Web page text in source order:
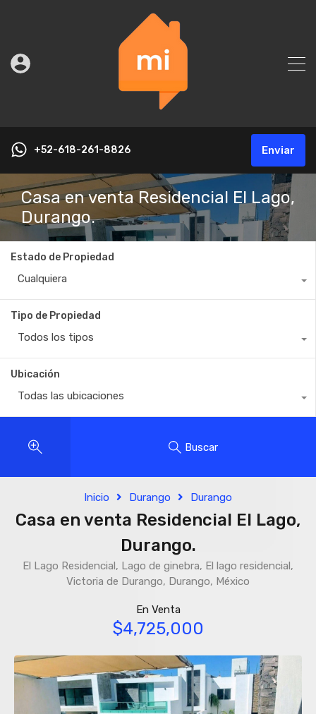
+52-618-261-8826 Enviar
Casa en venta Residencial El Lago,
Durango.
Estado de Propiedad
Cualquiera
Tipo de Propiedad
Todos los tipos
Ubicación
Todas las ubicaciones
Buscar
Inicio Durango Durango
Casa en venta Residencial El Lago,
Durango.
El Lago Residencial, Lago de ginebra, El lago residencial,
Victoria de Durango, Durango, México
En Venta
$4,725,000